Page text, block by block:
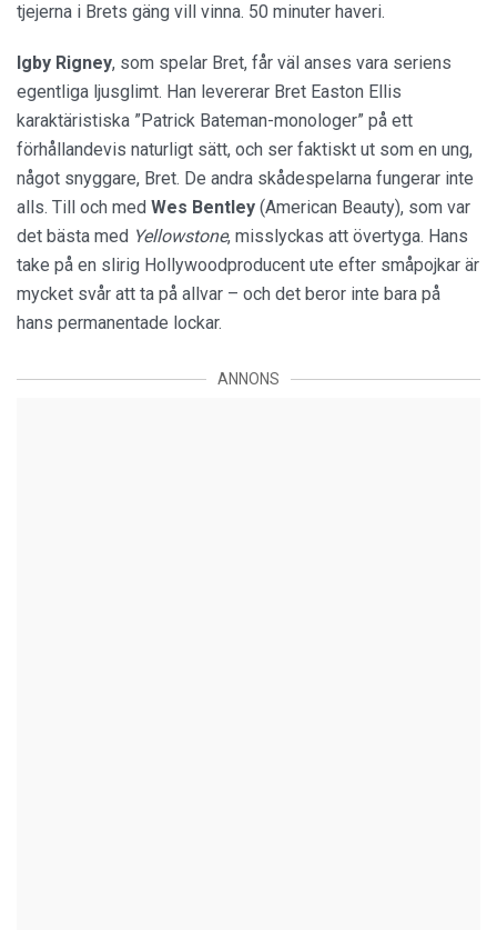
tjejerna i Brets gäng vill vinna. 50 minuter haveri.
Igby Rigney, som spelar Bret, får väl anses vara seriens
egentliga ljusglimt. Han levererar Bret Easton Ellis
karaktäristiska ”Patrick Bateman-monologer” på ett
förhållandevis naturligt sätt, och ser faktiskt ut som en ung,
något snyggare, Bret. De andra skådespelarna fungerar inte
alls. Till och med Wes Bentley (American Beauty), som var
det bästa med Yellowstone, misslyckas att övertyga. Hans
take på en slirig Hollywoodproducent ute efter småpojkar är
mycket svår att ta på allvar – och det beror inte bara på
hans permanentade lockar.
ANNONS